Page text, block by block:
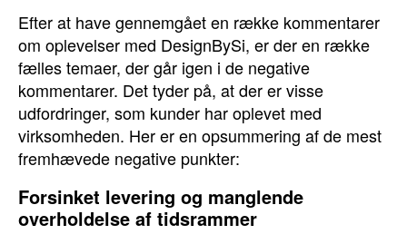
Efter at have gennemgået en række kommentarer
om oplevelser med DesignBySi, er der en række
fælles temaer, der går igen i de negative
kommentarer. Det tyder på, at der er visse
udfordringer, som kunder har oplevet med
virksomheden. Her er en opsummering af de mest
fremhævede negative punkter:
Forsinket levering og manglende
overholdelse af tidsrammer